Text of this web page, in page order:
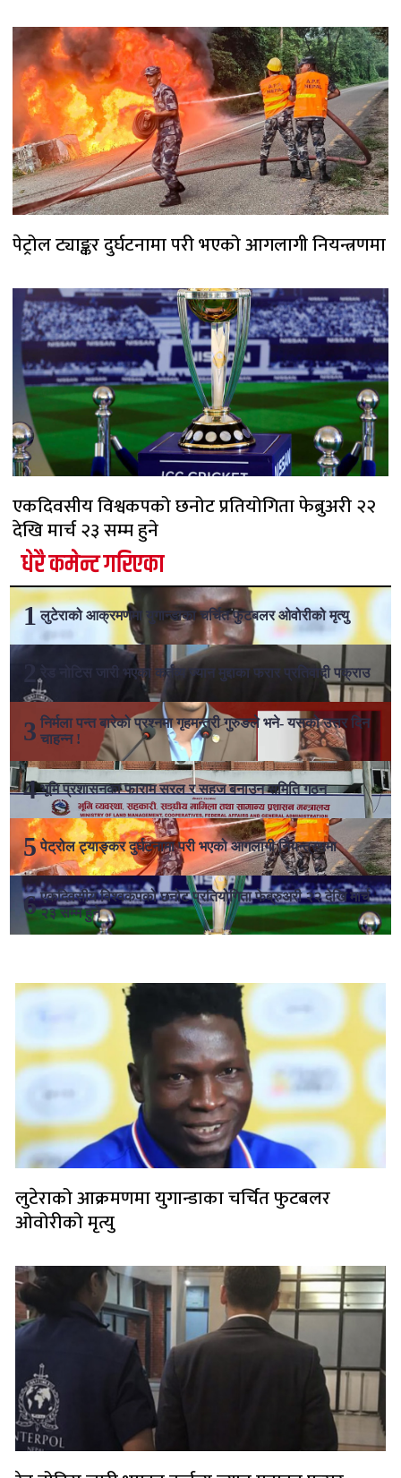
पेट्रोल ट्याङ्कर दुर्घटनामा परी भएको आगलागी नियन्त्रणमा
एकदिवसीय विश्वकपको छनोट प्रतियोगिता फेब्रुअरी २२
देखि मार्च २३ सम्म हुने
धेरै कमेन्ट गरिएका
लुटेराको आक्रमणमा युगान्डाका चर्चित फुटबलर ओवोरीको मृत्यु
रेड नोटिस जारी भएका कर्तव्य ज्यान मुद्दाका फरार प्रतिवादी पक्राउ
निर्मला पन्त बारेको प्रश्नमा गृहमन्त्री गुरुङले भने- यसको उत्तर दिन
चाहन्न !
भूमि प्रशासनका फाराम सरल र सहज बनाउन समिति गठन
पेट्रोल ट्याङ्कर दुर्घटनामा परी भएको आगलागी नियन्त्रणमा
एकदिवसीय विश्वकपको छनोट प्रतियोगिता फेब्रुअरी २२ देखि मार्च
२३ सम्म हुने
लुटेराको आक्रमणमा युगान्डाका चर्चित फुटबलर
ओवोरीको मृत्यु